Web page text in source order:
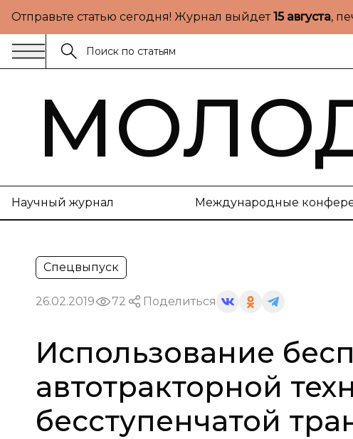
Отправьте статью сегодня! Журнал выйдет15 августа,
Научный журнал Международные
Спецвыпуск
26.02.2019 72 Поделиться
Использование
автотракторной
бесступенчатой